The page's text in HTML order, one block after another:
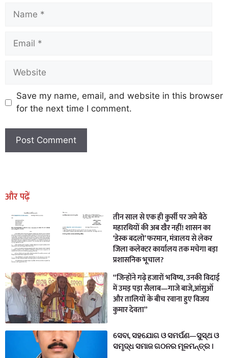
Save my name, email, and website in this browser
for the next time I comment.
और पढ़ें
तीन साल से एक ही कुर्सी पर जमे बैठे
महारथियों की अब खैर नहीं! शासन का
‘डेस्क बदलो’ फरमान, मंत्रालय से लेकर
जिला कलेक्टर कार्यालय तक मचेगा बड़ा
प्रशासनिक भूचाल?
“जिन्होंने गढ़े हजारों भविष्य, उनकी विदाई
में उमड़ पड़ा सैलाब—गाजे बाजे,आंसुओं
और तालियों के बीच रवाना हुए विजय
कुमार देवता”
ସେବା, ସହଯୋଗ ଓ ସମର୍ପଣ—ସୁସ୍ଥ ଓ
ସମୃଦ୍ଧ ସମାଜ ଗଠନର ମୂଳମନ୍ତ୍ର ।